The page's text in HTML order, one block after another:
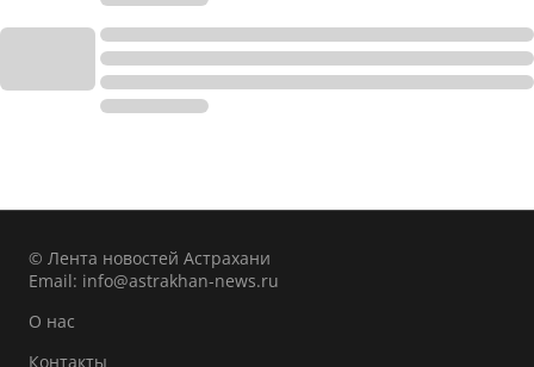
© Лента новостей Астрахани
Email: info@astrakhan-news.ru
О нас
Контакты